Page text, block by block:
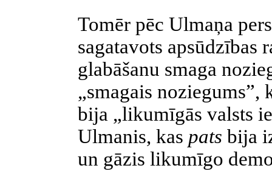
Tomēr pēc Ulmaņa
sagatavots apsūdzības
glabāšanu smaga
„smagais
bija „likumīgās valsts
Ulmanis, kas pats bija
un gāzis likumīgo